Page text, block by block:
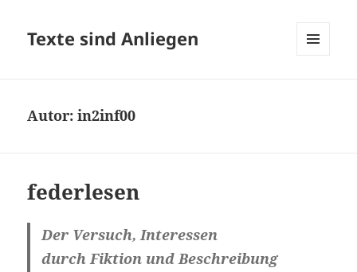
Texte sind Anliegen
Autor:in2inf00
federlesen
Der Versuch, Interessen
durch Fiktion und Beschreibung